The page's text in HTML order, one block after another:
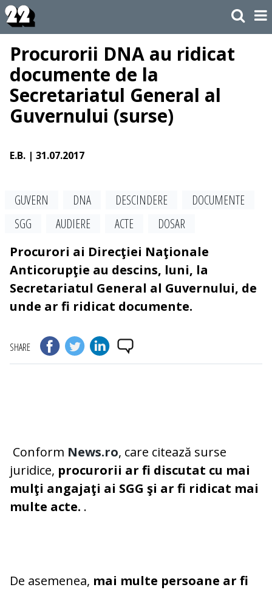
Procurorii DNA au ridicat
documente de la
Secretariatul General al
Guvernului (surse)
E.B. | 31.07.2017
GUVERN DNA DESCINDERE
DOCUMENTE
SGG
AUDIERE ACTE
DOSAR
Procurori ai Direcţiei Naţionale
Anticorupţie au descins, luni, la
Secretariatul General al Guvernului, de
unde ar fi ridicat documente.
SHARE
Conform News.ro, care citează surse
juridice, procurorii ar fi discutat cu mai
mulţi angajaţi ai SGG şi ar fi ridicat mai
multe acte. .
De asemenea, mai multe persoane ar fi